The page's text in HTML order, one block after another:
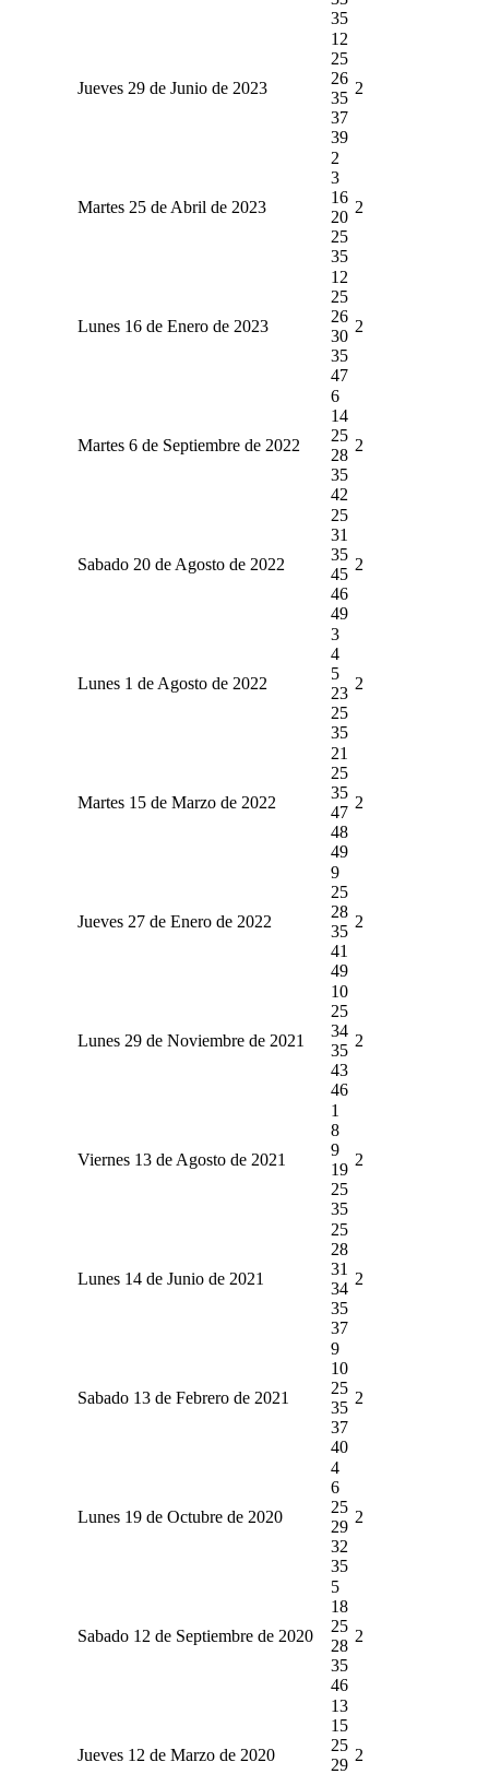
35
Jueves 29 de Junio de 2023
12
25
26
35
37
39
2
Martes 25 de Abril de 2023
2
3
16
20
25
35
2
Lunes 16 de Enero de 2023
12
25
26
30
35
47
2
Martes 6 de Septiembre de 2022
6
14
25
28
35
42
2
Sabado 20 de Agosto de 2022
25
31
35
45
46
49
2
Lunes 1 de Agosto de 2022
3
4
5
23
25
35
2
Martes 15 de Marzo de 2022
21
25
35
47
48
49
2
Jueves 27 de Enero de 2022
9
25
28
35
41
49
2
Lunes 29 de Noviembre de 2021
10
25
34
35
43
46
2
Viernes 13 de Agosto de 2021
1
8
9
19
25
35
2
Lunes 14 de Junio de 2021
25
28
31
34
35
37
2
Sabado 13 de Febrero de 2021
9
10
25
35
37
40
2
Lunes 19 de Octubre de 2020
4
6
25
29
32
35
2
Sabado 12 de Septiembre de 2020
5
18
25
28
35
46
2
Jueves 12 de Marzo de 2020
13
15
25
29
2